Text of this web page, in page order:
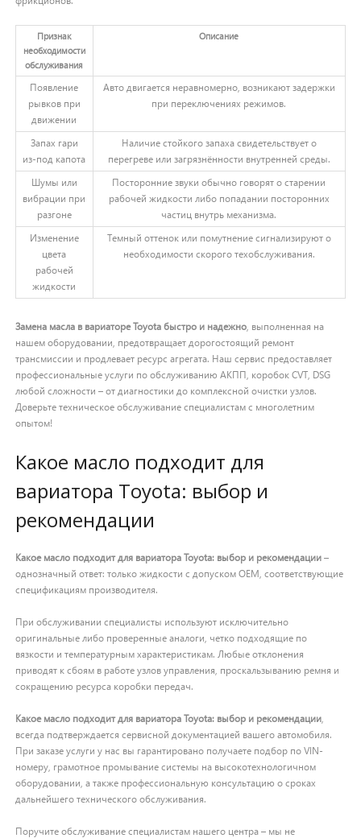
Признак
необходимости
обслуживания
Описание
Появление
рывков при
движении
Авто двигается неравномерно, возникают задержки
при переключениях режимов.
Запах гари
из-под капота
Наличие стойкого запаха свидетельствует о
перегреве или загрязнённости внутренней среды.
Шумы или
вибрации при
разгоне
Посторонние звуки обычно говорят о старении
рабочей жидкости либо попадании посторонних
частиц внутрь механизма.
Изменение
цвета
рабочей
жидкости
Темный оттенок или помутнение сигнализируют о
необходимости скорого техобслуживания.
Замена масла в вариаторе Toyota быстро и надежно, выполненная на
нашем оборудовании, предотвращает дорогостоящий ремонт
трансмиссии и продлевает ресурс агрегата. Наш сервис предоставляет
профессиональные услуги по обслуживанию АКПП, коробок CVT, DSG
любой сложности – от диагностики до комплексной очистки узлов.
Доверьте техническое обслуживание специалистам с многолетним
опытом!
Какое масло подходит для
вариатора Toyota: выбор и
рекомендации
Какое масло подходит для вариатора Toyota: выбор и рекомендации–
однозначный ответ: только жидкости с допуском OEM, соответствующие
спецификациям производителя.
При обслуживании специалисты используют исключительно
оригинальные либо проверенные аналоги, четко подходящие по
вязкости и температурным характеристикам. Любые отклонения
приводят к сбоям в работе узлов управления, проскальзыванию ремня и
сокращению ресурса коробки передач.
Какое масло подходит для вариатора Toyota: выбор и рекомендации,
всегда подтверждается сервисной документацией вашего автомобиля.
При заказе услуги у нас вы гарантировано получаете подбор по VIN-
номеру, грамотное промывание системы на высокотехнологичном
оборудовании, а также профессиональную консультацию о сроках
дальнейшего технического обслуживания.
Поручите обслуживание специалистам нашего центра – мы не